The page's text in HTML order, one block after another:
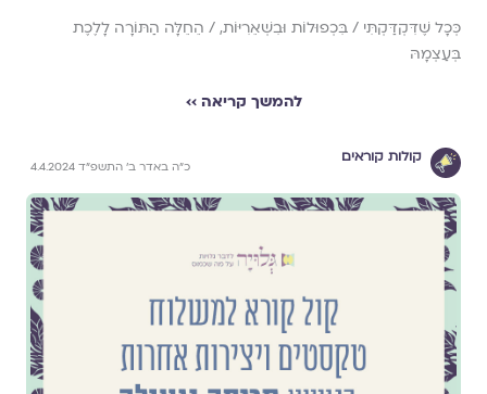
כְּכָל שֶׁדִּקְדַּקְתִּי / בִּכְפוּלוֹת וּבִשְׁאֵרִיּוֹת, / הֵחֵלָּה הַתּוֹרָה לָלֶכֶת
בְּעַצְמָהּ
להמשך קריאה ››
קולות קוראים
כ״ה באדר ב׳ התשפ״ד 4.4.2024